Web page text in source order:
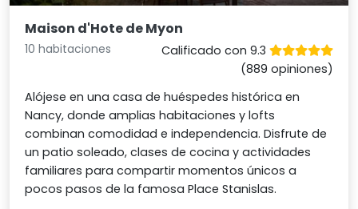
Maison d'Hote de Myon
10 habitaciones
Calificado con 9.3
(889 opiniones)
Alójese en una casa de huéspedes histórica en
Nancy, donde amplias habitaciones y lofts
combinan comodidad e independencia. Disfrute de
un patio soleado, clases de cocina y actividades
familiares para compartir momentos únicos a
pocos pasos de la famosa Place Stanislas.